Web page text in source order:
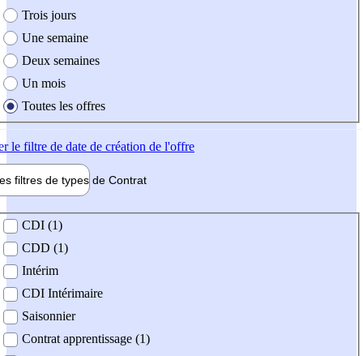
Trois jours
Une semaine
Deux semaines
Un mois
Toutes les offres
le filtre de date de création de l'offre
filtres de types de Contrat
contrat
CDI (1)
CDD (1)
Intérim
CDI Intérimaire
Saisonnier
Contrat apprentissage (1)